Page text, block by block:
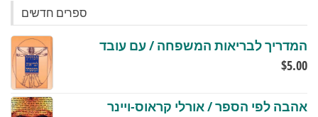
ספרים חדשים
המדריך לבריאות המשפחה / עם עובד
$5.00
אהבה לפי הספר / אורלי קראוס-ויינר